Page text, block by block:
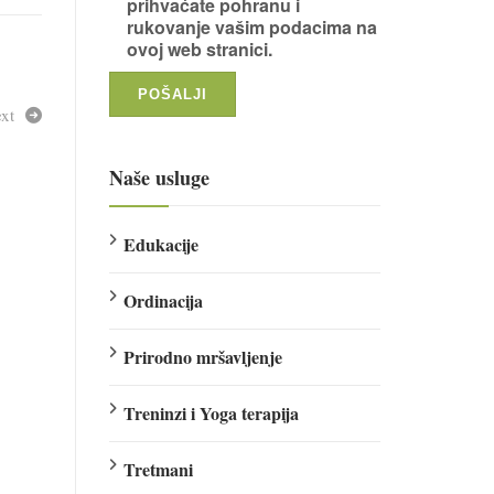
rukovanje vašim podacima na
ovoj web stranici.
Naše usluge
Edukacije
Ordinacija
Prirodno mršavljenje
Treninzi i Yoga terapija
Tretmani